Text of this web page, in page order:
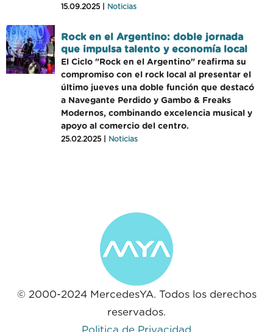
15.09.2025 | Noticias
Rock en el Argentino: doble jornada
que impulsa talento y economía local
El Ciclo "Rock en el Argentino" reafirma su
compromiso con el rock local al presentar el
último jueves una doble función que destacó
a Navegante Perdido y Gambo & Freaks
Modernos, combinando excelencia musical y
apoyo al comercio del centro.
25.02.2025 | Noticias
© 2000-2024 MercedesYA. Todos los derechos
reservados.
Politica de Privacidad